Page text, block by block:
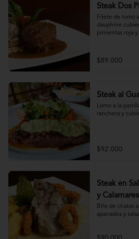
Steak Dos
Filete de lomo
dauphine
pimientas roja y
$89.000
Steak al
Lomo a la
ranchera y
$92.000
Steak en
y Calamares
Bife de chatas
apanados y